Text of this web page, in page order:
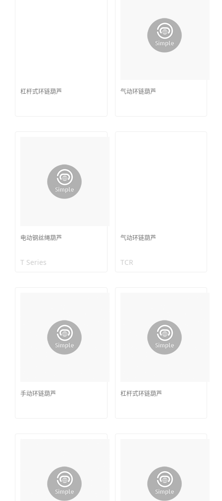
杠杆式环链葫芦 气动环链葫芦
电动钢丝绳葫芦
T Series
气动环链葫芦
TCR
手动环链葫芦 杠杆式环链葫芦